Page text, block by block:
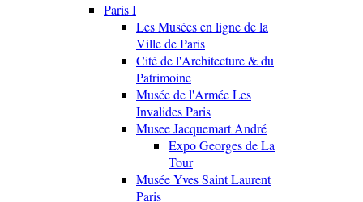
Paris I
Les Musées en ligne de la
Ville de Paris
Cité de l'Architecture & du
Patrimoine
Musée de l'Armée Les
Invalides Paris
Musee Jacquemart André
Expo Georges de La
Tour
Musée Yves Saint Laurent
Paris